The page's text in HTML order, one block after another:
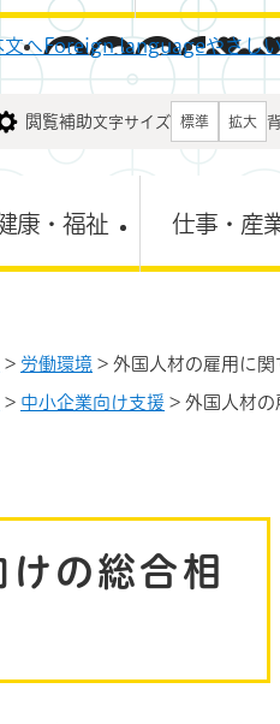
飛ばして本文へ
文へForeign languageやさし
閲覧補助文字サイズ 標準 拡大
康・福祉 仕事・産
> 労働環境 > 外国人材の雇用に
> 中小企業向け支援 > 外国人材の
の総合相